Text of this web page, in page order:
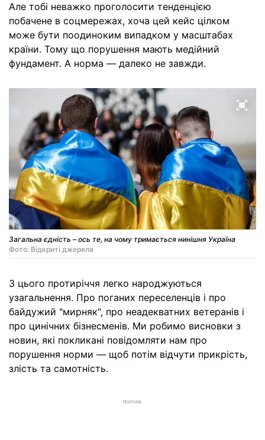
Але тобі неважко проголосити тенденцією
побачене в соцмережах, хоча цей кейс цілком
може бути поодиноким випадком у масштабах
країни. Тому що порушення мають медійний
фундамент. А норма — далеко не завжди.
Загальна єдність – ось те, на чому тримається нинішня Україна
Фото: Відкриті джерела
З цього протиріччя легко народжуються
узагальнення. Про поганих переселенців і про
байдужий "мирняк", про неадекватних ветеранів і
про цинічних бізнесменів. Ми робимо висновки з
новин, які покликані повідомляти нам про
порушення норми — щоб потім відчути прикрість,
злість та самотність.
РЕКЛАМА